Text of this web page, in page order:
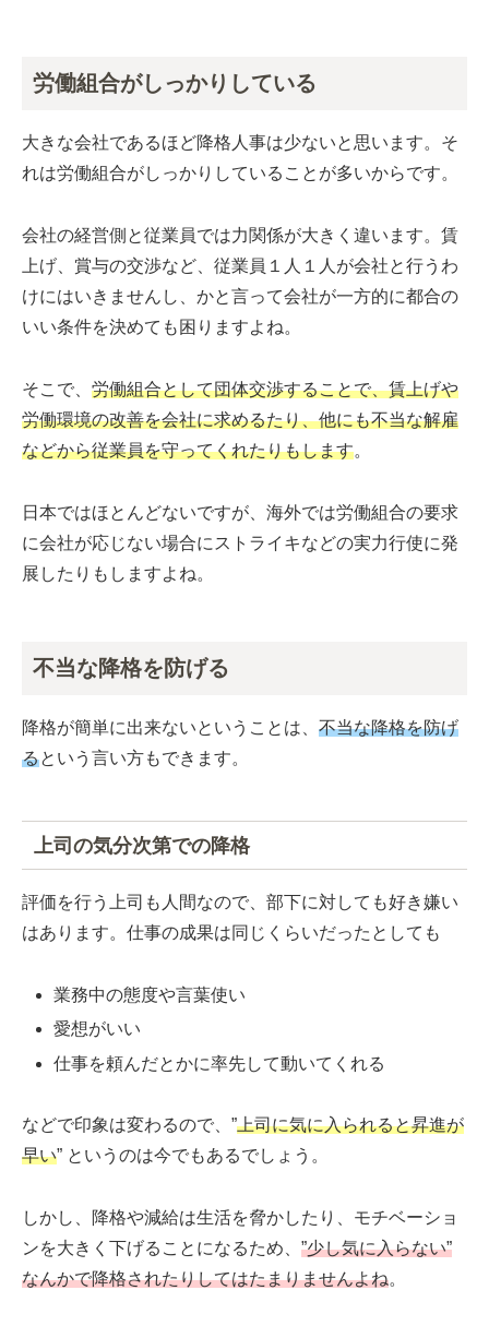
労働組合がしっかりしている
大きな会社であるほど降格人事は少ないと思います。そ
れは労働組合がしっかりしていることが多いからです。
会社の経営側と従業員では力関係が大きく違います。賃
上げ、賞与の交渉など、従業員１人１人が会社と行うわ
けにはいきませんし、かと言って会社が一方的に都合の
いい条件を決めても困りますよね。
そこで、 労働組合として団体交渉することで、賃上げや
労働環境の改善を会社に求めるたり、他にも不当な解雇
などから従業員を守ってくれたりもします。
日本ではほとんどないですが、海外では労働組合の要求
に会社が応じない場合にストライキなどの実力行使に発
展したりもしますよね。
不当な降格を防げる
降格が簡単に出来ないということは、 不当な降格を防げ
るという言い方もできます。
上司の気分次第での降格
評価を行う上司も人間なので、部下に対しても好き嫌い
はあります。仕事の成果は同じくらいだったとしても
業務中の態度や言葉使い
愛想がいい
仕事を頼んだとかに率先して動いてくれる
などで印象は変わるので、”上司に気に入られると昇進が
早い” というのは今でもあるでしょう。
しかし、降格や減給は生活を脅かしたり、モチベーショ
ンを大きく下げることになるため、 ”少し気に入らない”
なんかで降格されたりしてはたまりませんよね。